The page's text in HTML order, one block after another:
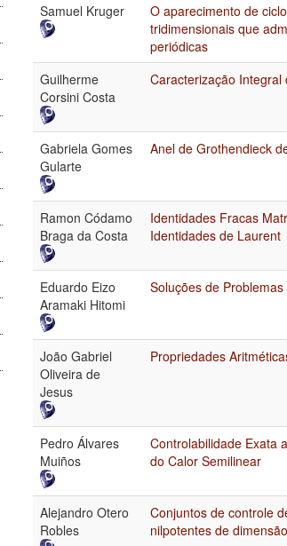
Samuel Kruger
O aparecimento de
tridimensionais que
periódicas
Guilherme
Corsini Costa
Caracterização
Gabriela Gomes
Gularte
Anel de Grothendieck
Ramon Códamo
Braga da Costa
Identidades Fracas
Identidades de Laurent
Eduardo Eizo
Aramaki Hitomi
Soluções de
João Gabriel
Oliveira de
Jesus
Propriedades
Pedro Álvares
Muiños
Controlabilidade Exata
do Calor Semilinear
Alejandro Otero
Robles
Conjuntos de controle
nilpotentes de